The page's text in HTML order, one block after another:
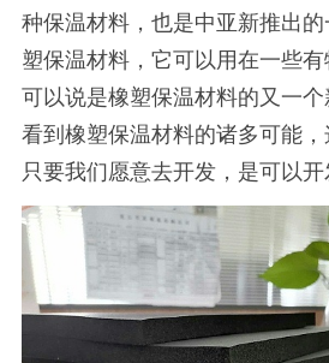
种保温材料，也是中亚新推出
塑保温材料，它可以用在一些有
可以说是橡塑保温材料的又一
看到橡塑保温材料的诸多可能，
只要我们愿意去开发，是可以开